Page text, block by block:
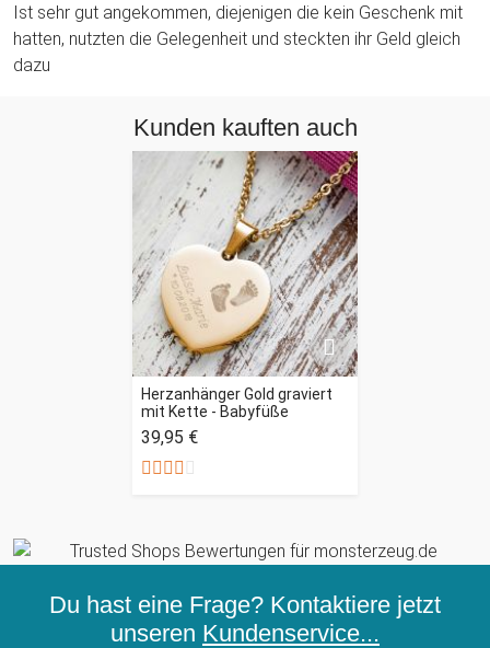
Ist sehr gut angekommen, diejenigen die kein Geschenk mit
hatten, nutzten die Gelegenheit und steckten ihr Geld gleich
dazu
Kunden kauften auch
Herzanhänger Gold graviert
mit Kette - Babyfüße
39,95 €
Du hast eine Frage? Kontaktiere jetzt
unseren Kundenservice...